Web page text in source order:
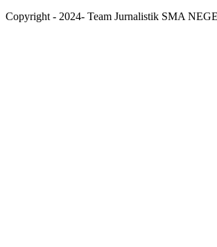
Copyright - 2024- Team Jurnalistik SMA